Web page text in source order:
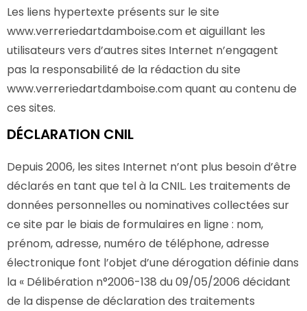
Les liens hypertexte présents sur le site
www.verreriedartdamboise.com et aiguillant les
utilisateurs vers d’autres sites Internet n’engagent
pas la responsabilité de la rédaction du site
www.verreriedartdamboise.com quant au contenu de
ces sites.
DÉCLARATION CNIL
Depuis 2006, les sites Internet n’ont plus besoin d’être
déclarés en tant que tel à la CNIL. Les traitements de
données personnelles ou nominatives collectées sur
ce site par le biais de formulaires en ligne : nom,
prénom, adresse, numéro de téléphone, adresse
électronique font l’objet d’une dérogation définie dans
la « Délibération n°2006-138 du 09/05/2006 décidant
de la dispense de déclaration des traitements